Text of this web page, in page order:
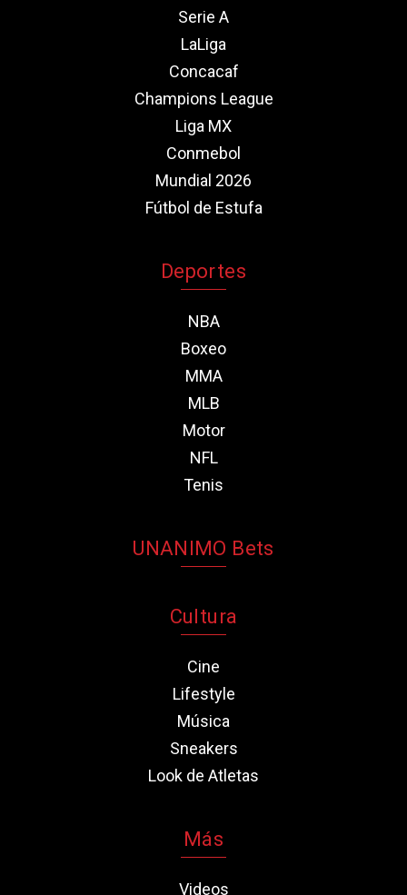
Serie A
LaLiga
Concacaf
Champions League
Liga MX
Conmebol
Mundial 2026
Fútbol de Estufa
Deportes
NBA
Boxeo
MMA
MLB
Motor
NFL
Tenis
UNANIMO Bets
Cultura
Cine
Lifestyle
Música
Sneakers
Look de Atletas
Más
Videos